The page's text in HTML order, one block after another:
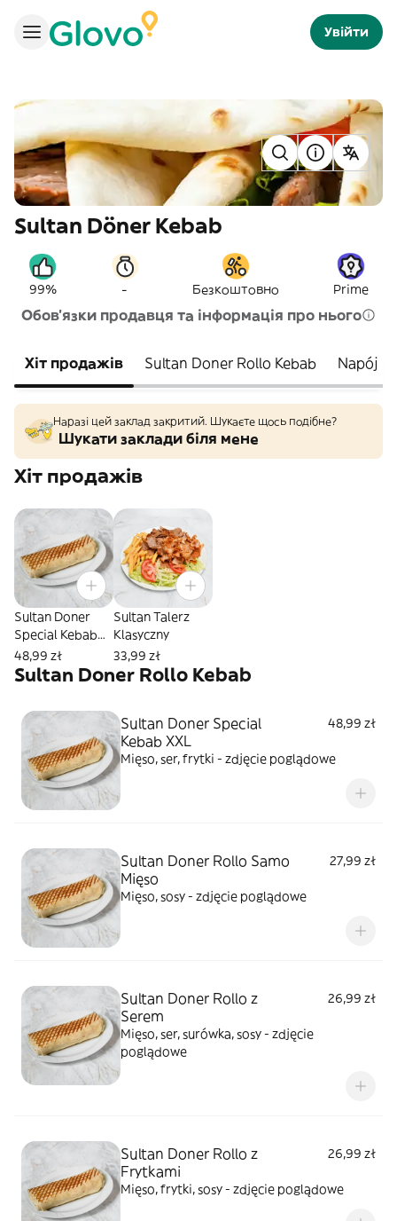
Увійти
Sultan Döner Kebab
99% - Безкоштовно Prime
Обов'язки продавця та інформація про нього
Хіт продажів Sultan Doner Rollo Kebab Napój
Наразі цей заклад закритий. Шукаєте щось подібне?
Шукати заклади біля мене
Хіт продажів
Sultan Doner
Special Kebab
XXL
48,99 zł
Sultan Talerz
Klasyczny
33,99 zł
Sultan Doner Rollo Kebab
Sultan Doner Special
Kebab XXL
48,99 zł
Mięso, ser, frytki - zdjęcie poglądowe
Sultan Doner Rollo Samo
Mięso
27,99 zł
Mięso, sosy - zdjęcie poglądowe
Sultan Doner Rollo z
Serem
26,99 zł
Mięso, ser, surówka, sosy - zdjęcie
poglądowe
Sultan Doner Rollo z
Frytkami
26,99 zł
Mięso, frytki, sosy - zdjęcie poglądowe